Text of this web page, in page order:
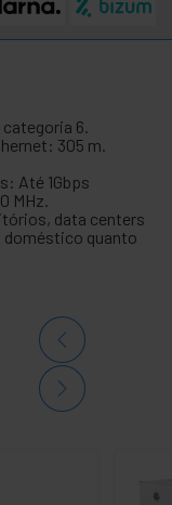
6.
305 m.
Até 1Gbps
MHz.
data centers
doméstico quanto